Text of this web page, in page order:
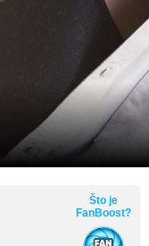
Što je
FanBoost?